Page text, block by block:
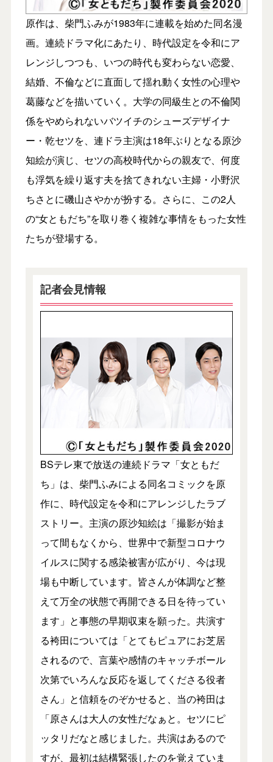
原作は、柴門ふみが1983年に連載を始めた同名漫
画。連続ドラマ化にあたり、時代設定を令和にア
レンジしつつも、いつの時代も変わらない恋愛、
結婚、不倫などに直面して揺れ動く女性の心理や
葛藤などを描いていく。大学の同級生との不倫関
係をやめられないバツイチのシューズデザイナ
ー・乾セツを、連ドラ主演は18年ぶりとなる原沙
知絵が演じ、セツの高校時代からの親友で、何度
も浮気を繰り返す夫を捨てきれない主婦・小野沢
ちさとに磯山さやかが扮する。さらに、この2人
の“女ともだち”を取り巻く複雑な事情をもった女性
たちが登場する。
記者会見情報
BSテレ東で放送の連続ドラマ「女ともだ
ち」は、柴門ふみによる同名コミックを原
作に、時代設定を令和にアレンジしたラブ
ストリー。主演の原沙知絵は「撮影が始ま
って間もなくから、世界中で新型コロナウ
イルスに関する感染被害が広がり、今は現
場も中断しています。皆さんが体調など整
えて万全の状態で再開できる日を待ってい
ます」と事態の早期収束を願った。共演す
る袴田については「とてもピュアにお芝居
されるので、言葉や感情のキャッチボール
次第でいろんな反応を返してくださる役者
さん」と信頼をのぞかせると、当の袴田は
「原さんは大人の女性だなぁと。セツにピ
ッタリだなと感じました。共演はあるので
すが、最初は結構緊張したのを覚えていま